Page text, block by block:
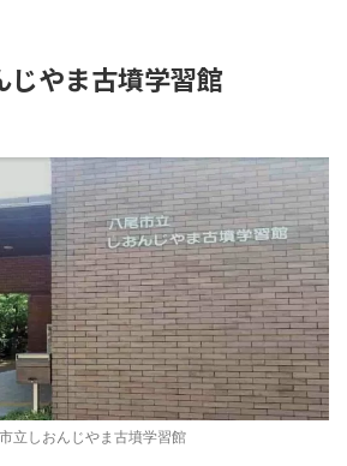
じやま古墳学習館
立しおんじやま古墳学習館